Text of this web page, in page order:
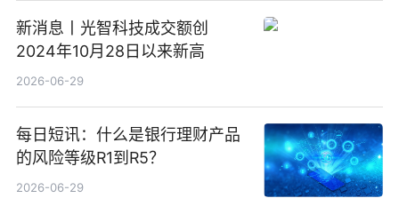
新消息丨光智科技成交额创
2024年10月28日以来新高
2026-06-29
每日短讯：什么是银行理财产品
的风险等级R1到R5？
2026-06-29